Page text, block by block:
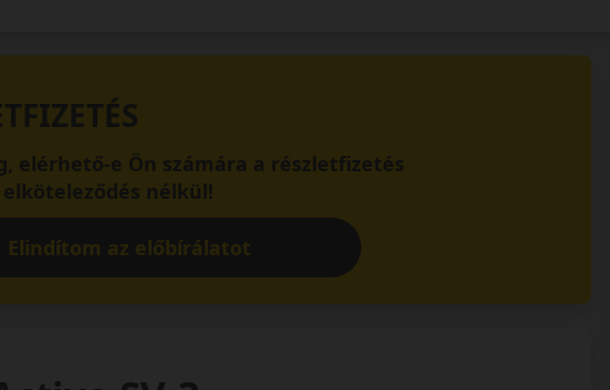
elérhető-e Ön számára a részletfizetés
nélkül!
Elindítom az előbírálatot